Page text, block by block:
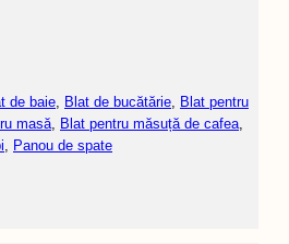
de baie Blat de bucătărie Blat pentru
masă Blat pentru măsuță de cafea
Panou de spate